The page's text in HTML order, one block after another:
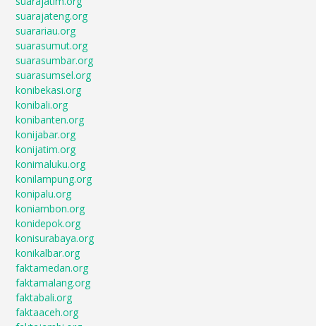
suarajateng.org
suarariau.org
suarasumut.org
suarasumbar.org
suarasumsel.org
konibekasi.org
konibali.org
konibanten.org
konijabar.org
konijatim.org
konimaluku.org
konilampung.org
konipalu.org
koniambon.org
konidepok.org
konisurabaya.org
konikalbar.org
faktamedan.org
faktamalang.org
faktabali.org
faktaaceh.org